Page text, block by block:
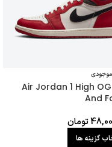
موجودی
Air Jordan 1 High
And
تومان
گزینه ها